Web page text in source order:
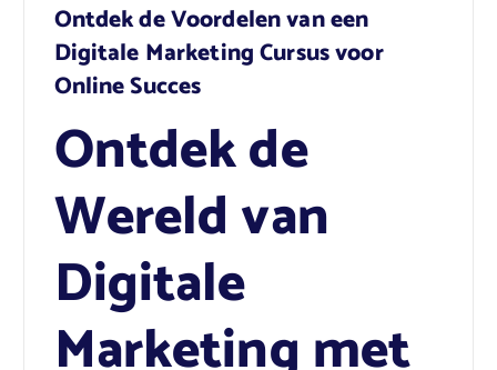
Ontdek de Voordelen van een
Digitale Marketing Cursus voor
Online Succes
Ontdek de
Wereld van
Digitale
Marketing met